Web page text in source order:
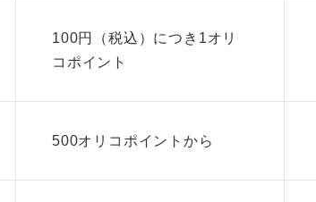
100円（税込）につき1オリ
コポイント
500オリコポイントから